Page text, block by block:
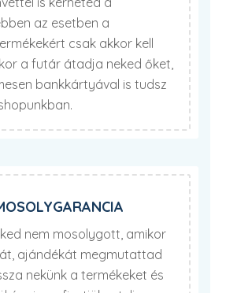
az esetben a
csak akkor kell
a futár átadja neked őket,
bankkártyával is tudsz
nem mosolygott, amikor
ajándékát megmutattad
nekünk a termékeket és